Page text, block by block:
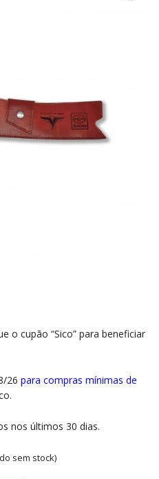
o cupão “Sico” para beneficiar
26 para compras mínimas de
nos últimos 30 dias.
sem stock)